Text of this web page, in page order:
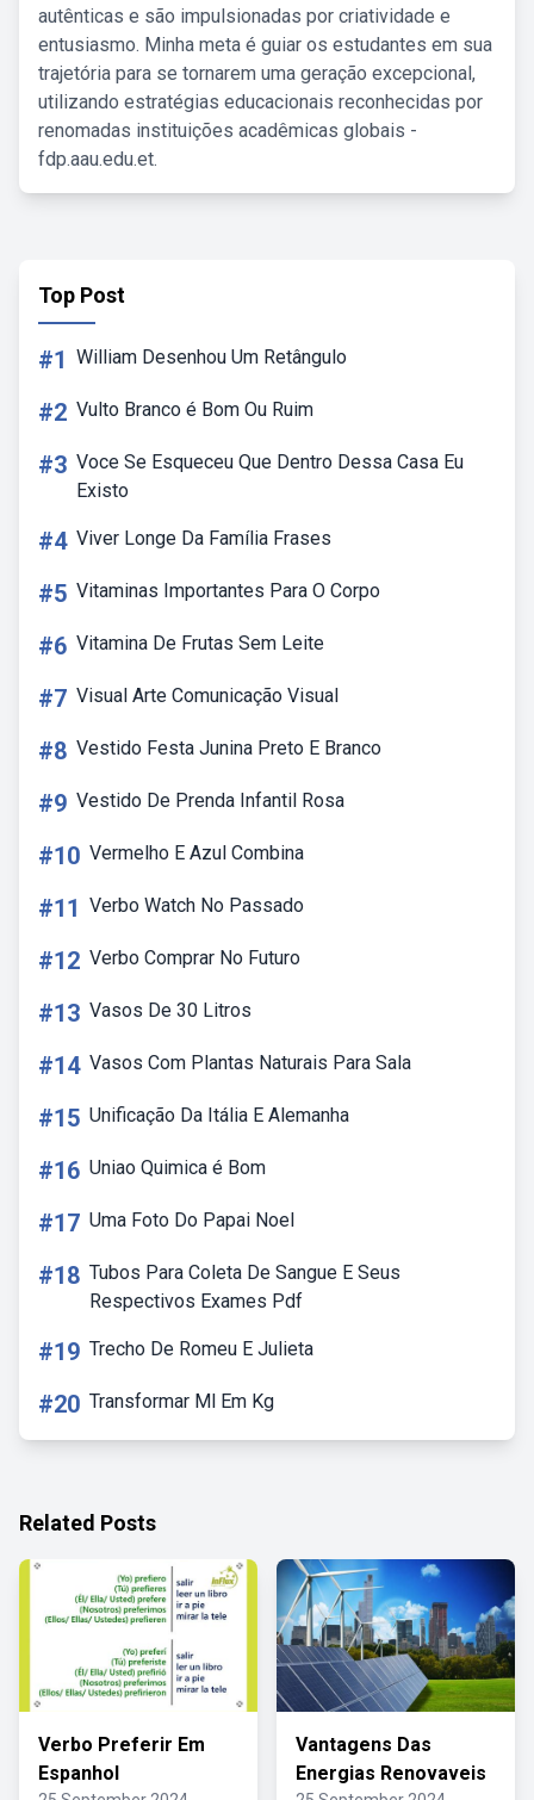
autênticas e são impulsionadas por criatividade e
entusiasmo. Minha meta é guiar os estudantes em sua
trajetória para se tornarem uma geração excepcional,
utilizando estratégias educacionais reconhecidas por
renomadas instituições acadêmicas globais -
fdp.aau.edu.et.
Top Post
#1 William Desenhou Um Retângulo
#2 Vulto Branco é Bom Ou Ruim
#3 Voce Se Esqueceu Que Dentro Dessa Casa Eu
Existo
#4 Viver Longe Da Família Frases
#5 Vitaminas Importantes Para O Corpo
#6 Vitamina De Frutas Sem Leite
#7 Visual Arte Comunicação Visual
#8 Vestido Festa Junina Preto E Branco
#9 Vestido De Prenda Infantil Rosa
#10 Vermelho E Azul Combina
#11 Verbo Watch No Passado
#12 Verbo Comprar No Futuro
#13 Vasos De 30 Litros
#14 Vasos Com Plantas Naturais Para Sala
#15 Unificação Da Itália E Alemanha
#16 Uniao Quimica é Bom
#17 Uma Foto Do Papai Noel
#18 Tubos Para Coleta De Sangue E Seus
Respectivos Exames Pdf
#19 Trecho De Romeu E Julieta
#20 Transformar Ml Em Kg
Related Posts
Verbo Preferir Em
Espanhol
Vantagens Das
Energias Renovaveis